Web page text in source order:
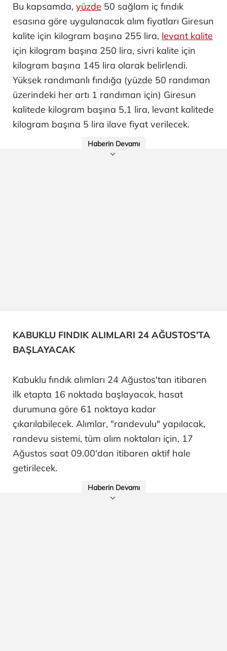
Bu kapsamda, yüzde 50 sağlam iç fındık
esasına göre uygulanacak alım fiyatları Giresun
kalite için kilogram başına 255 lira, levant kalite
için kilogram başına 250 lira, sivri kalite için
kilogram başına 145 lira olarak belirlendi.
Yüksek randımanlı fındığa (yüzde 50 randıman
üzerindeki her artı 1 randıman için) Giresun
kalitede kilogram başına 5,1 lira, levant kalitede
kilogram başına 5 lira ilave fiyat verilecek.
Haberin Devamı
KABUKLU FINDIK ALIMLARI 24 AĞUSTOS'TA
BAŞLAYACAK
Kabuklu fındık alımları 24 Ağustos'tan itibaren
ilk etapta 16 noktada başlayacak, hasat
durumuna göre 61 noktaya kadar
çıkarılabilecek. Alımlar, "randevulu" yapılacak,
randevu sistemi, tüm alım noktaları için, 17
Ağustos saat 09.00'dan itibaren aktif hale
getirilecek.
Haberin Devamı